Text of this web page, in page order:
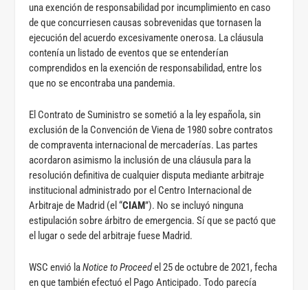
una exención de responsabilidad por incumplimiento en caso
de que concurriesen causas sobrevenidas que tornasen la
ejecución del acuerdo excesivamente onerosa. La cláusula
contenía un listado de eventos que se entenderían
comprendidos en la exención de responsabilidad, entre los
que no se encontraba una pandemia.
El Contrato de Suministro se sometió a la ley española, sin
exclusión de la Convención de Viena de 1980 sobre contratos
de compraventa internacional de mercaderías. Las partes
acordaron asimismo la inclusión de una cláusula para la
resolución definitiva de cualquier disputa mediante arbitraje
institucional administrado por el Centro Internacional de
Arbitraje de Madrid (el “CIAM”). No se incluyó ninguna
estipulación sobre árbitro de emergencia. Sí que se pactó que
el lugar o sede del arbitraje fuese Madrid.
WSC envió laNotice to Proceedel 25 de octubre de 2021, fecha
en que también efectuó el Pago Anticipado. Todo parecía